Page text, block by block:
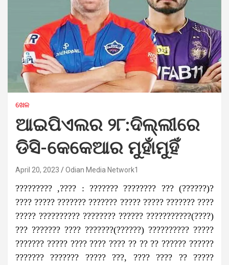
ଖେଳ
ଆଇପିଏଲର ୨୮:ଦିଲ୍ଲୀରେ
ଡିସି-କେକେଆର ମୁହାଁମୁହିଁ
April 20, 2023 Odian Media Network1
????????? ,???? : ??????? ???????? ??? (??????)?
???? ????? ??????? ??????? ????? ????? ??????? ????
????? ?????????? ???????? ?????? ???????????(????)
??? ??????? ???? ???????(??????) ?????????? ?????
??????? ????? ???? ???? ???? ?? ?? ?? ?????? ??????
??????? ??????? ????? ???, ???? ???? ?? ?????